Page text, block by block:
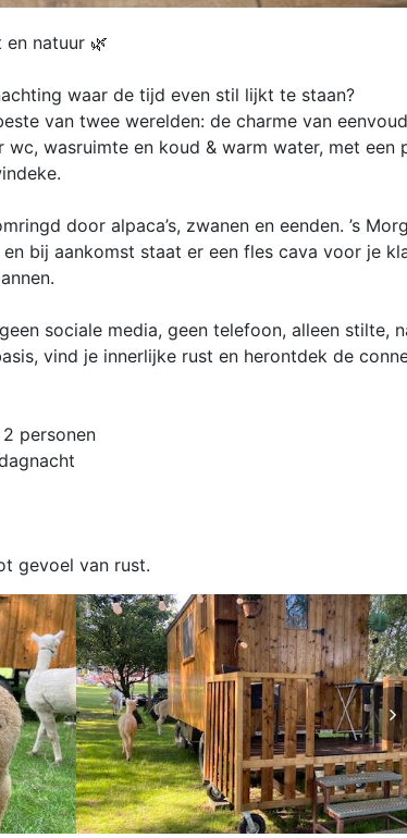
natuur 🌿
waar de tijd even stil lijkt te staan?
van twee werelden: de charme van
wasruimte en koud & warm water, met een
door alpaca’s, zwanen en eenden. ’s
bij aankomst staat er een fles cava voor je
sociale media, geen telefoon, alleen stilte,
vind je innerlijke rust en herontdek de
personen
gevoel van rust.